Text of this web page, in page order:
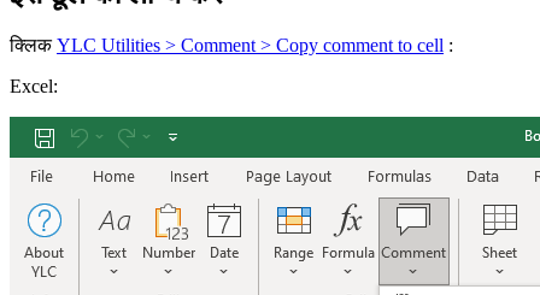
क्लिकYLC Utilities > Comment > Copy comment to cell :
Excel: